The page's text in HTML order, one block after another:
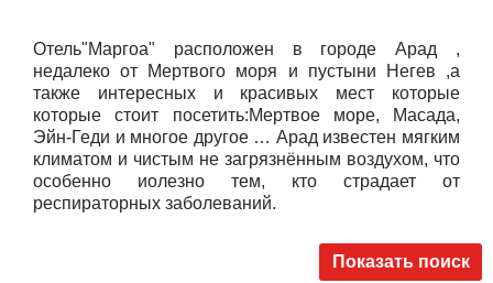
Отель"Маргоа" расположен в городе Арад ,
недалеко от Мертвого моря и пустыни Негев ,а
также интересных и красивых мест которые
которые стоит посетить:Мертвое море, Масада,
Эйн-Геди и многое другое … Арад известен мягким
климатом и чистым не загрязнённым воздухом, что
особенно иолезно тем, кто страдает от
респираторных заболеваний.
Показать поиск